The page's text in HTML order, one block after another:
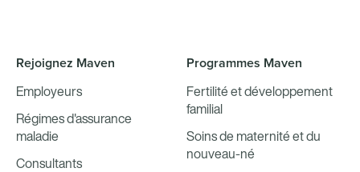
Rejoignez Maven
Employeurs
Régimes d'assurance
maladie
Consultants
Programmes Maven
Fertilité et développement
familial
Soins de maternité et du
nouveau-né